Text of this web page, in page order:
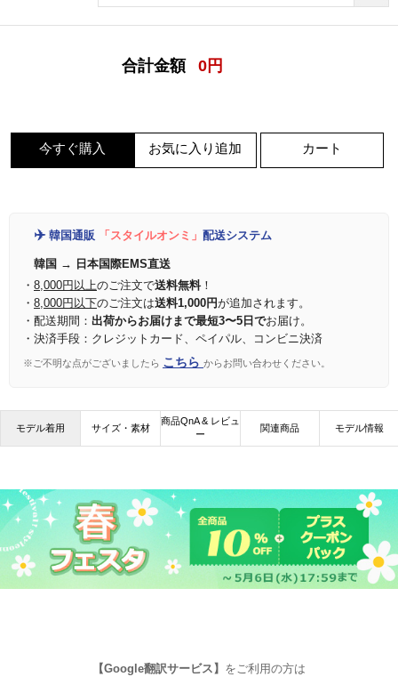
合計金額 0 円
今すぐ購入 お気に入り追加 カート
✈️ 韓国通販 「スタイルオンミ」 配送システム
韓国 → 日本国際EMS直送
・ 8,000円以上のご注文で送料無料！
・ 8,000円以下のご注文は送料1,000円が追加されます。
・配送期間： 出荷からお届けまで最短3〜5日でお届け。
・決済手段：クレジットカード、ペイパル、コンビニ決済
※ご不明な点がございましたら こちら からお問い合わせください。
モデル着用 サイズ・素材
商品QnA & レビュ
ー
関連商品 モデル情報
【Google翻訳サービス】 をご利用の方は